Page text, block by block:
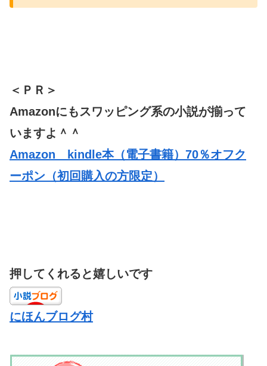
＜ＰＲ＞
Amazonにもスワッピング系の小説が揃って
いますよ＾＾
Amazon kindle本（電子書籍）70％オフク
ーポン（初回購入の方限定）
押してくれると嬉しいです
にほんブログ村